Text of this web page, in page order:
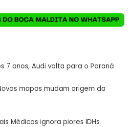
7 anos, Audi volta para o Paraná
mapas mudam origem da
Médicos ignora piores IDHs